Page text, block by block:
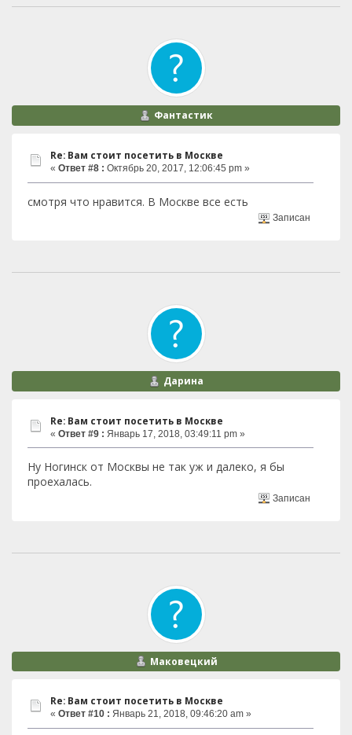
Фантастик
Re: Вам стоит посетить в Москве
« Ответ #8 : Октябрь 20, 2017, 12:06:45 pm »
смотря что нравится. В Москве все есть
Записан
Дарина
Re: Вам стоит посетить в Москве
« Ответ #9 : Январь 17, 2018, 03:49:11 pm »
Ну Ногинск от Москвы не так уж и далеко, я бы
проехалась.
Записан
Маковецкий
Re: Вам стоит посетить в Москве
« Ответ #10 : Январь 21, 2018, 09:46:20 am »